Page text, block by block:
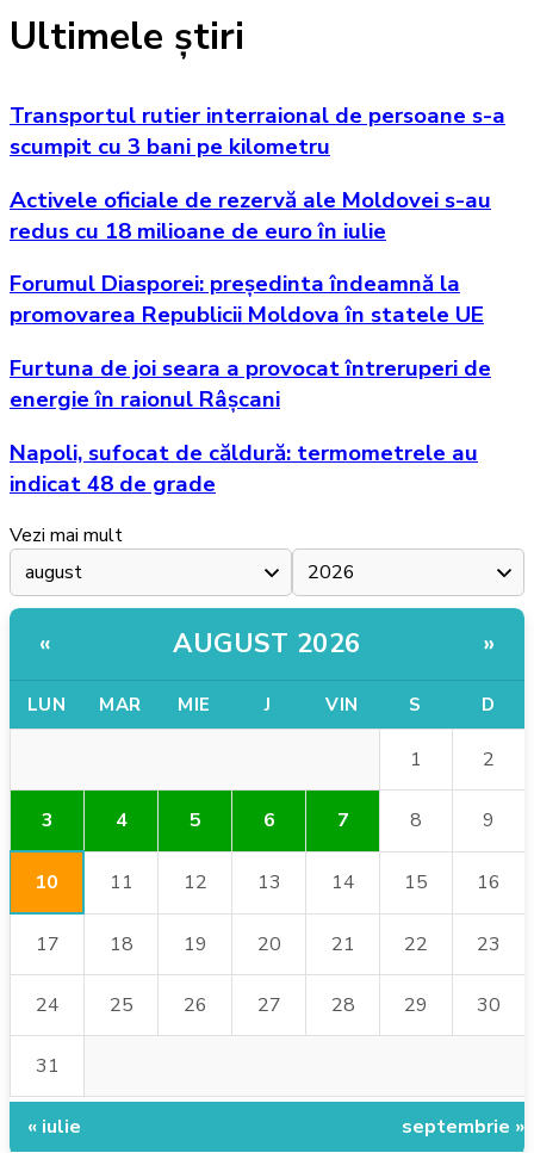
Ultimele știri
Transportul rutier interraional de persoane s-a
scumpit cu 3 bani pe kilometru
Activele oficiale de rezervă ale Moldovei s-au
redus cu 18 milioane de euro în iulie
Forumul Diasporei: președinta îndeamnă la
promovarea Republicii Moldova în statele UE
Furtuna de joi seara a provocat întreruperi de
energie în raionul Râșcani
Napoli, sufocat de căldură: termometrele au
indicat 48 de grade
Vezi mai mult
« AUGUST 2026 »
LUN MAR MIE J VIN S D
1 2
3 4 5 6 7 8 9
10 11 12 13 14 15 16
17 18 19 20 21 22 23
24 25 26 27 28 29 30
31
« iulie septembrie »